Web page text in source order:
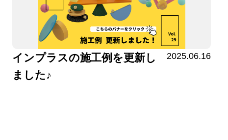
インプラスの施工例を更新し
ました♪
2025.06.16